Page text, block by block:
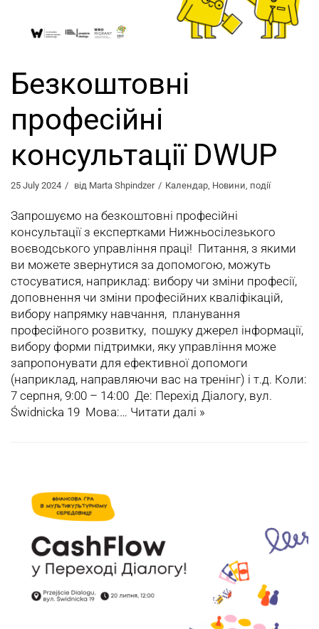
Безкоштовні
професійні
консультації DWUP
25 July 2024 від Marta Shpindzer Календар Новини події
Запрошуємо на безкоштовні професійні
консультації з експертками Нижньосілезького
воєводського управління праці! Питання, з якими
ви можете звернутися за допомогою, можуть
стосуватися, наприклад: вибору чи зміни професії,
доповнення чи зміни професійних кваліфікацій,
вибору напрямку навчання, планування
професійного розвитку, пошуку джерел інформації,
вибору форми підтримки, яку управління може
запропонувати для ефективної допомоги
(наприклад, направляючи вас на тренінг) і т.д. Коли:
7 серпня, 9:00 – 14:00 Де: Перехід Діалогу, вул.
Świdnicka 19 Мова:… Читати далі »